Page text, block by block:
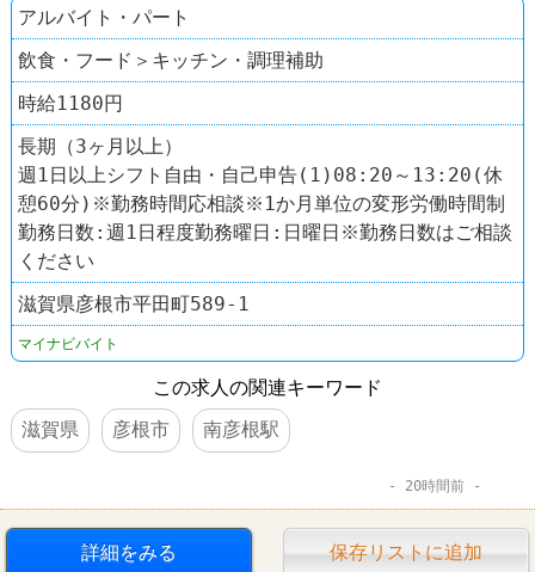
アルバイト・パート
飲食・フード＞キッチン・調理補助
時給1180円
長期（3ヶ月以上）
週1日以上シフト自由・自己申告(1)08:20～13:20(休
憩60分)※勤務時間応相談※1か月単位の変形労働時間制
勤務日数:週1日程度勤務曜日:日曜日※勤務日数はご相談
ください
滋賀県彦根市平田町589-1
マイナビバイト
この求人の関連キーワード
滋賀県
彦根市 南彦根駅
20時間前
詳細をみる 保存リストに追加